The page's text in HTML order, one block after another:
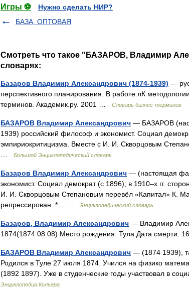
Игры ⚽
Нужно сделать НИР?
БАЗА, ОПТОВАЯ
Смотреть что такое "БАЗАРОВ, Владимир
словарях:
Базаров Владимир Александрович (1874-1939) —
перспективного планирования. В работе лК
терминов. Академик.ру. 2001 …
Словарь бизнес-терминов
БАЗАРОВ Владимир Александрович — БАЗАРОВ
1939) российский философ и экономист. Социал
эмпириокритицизма. Вместе с И. И. Скворцовым
Большой Энциклопедический словарь
Базаров Владимир Александрович — (настоящая
экономист. Социал демократ (с 1896); в 1910–х гг.
И. И. Скворцовым Степановым перевёл «Капитал» К.
репрессирован. *… …
Энциклопедический словарь
Базаров, Владимир Александрович — Владимир
1874(1874 08 08) Место рождения: Тула Дата смерти:
БАЗАРОВ Владимир Александрович — (1874 1939),
Родился в Туле 27 июля 1874. Учился на физико
(1892 1897). Уже в студенческие годы участвовал в
Энциклопедия Кольера